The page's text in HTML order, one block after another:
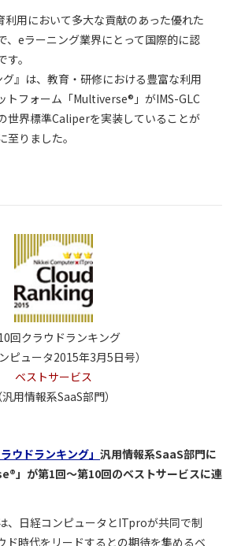
利用において多大な貢献のあった優れた
、eラーニング業界にとって国際的に認
。
グ』は、教育・研修における豊富な利用
トフォーム「Multiverse®」がIMS-GLC
世界標準Caliperを実装していることが
りました。
回クラウドランキング
ピュータ2015年3月5日号）
ベストサービス
（汎用情報系SaaS部門）
ラウドランキング」 汎用情報系SaaS部門に
」が第1回～第10回のベストサービスに連
、日経コンピュータとITproが共同で制
ド時代をリードするとの期待を集めるベ